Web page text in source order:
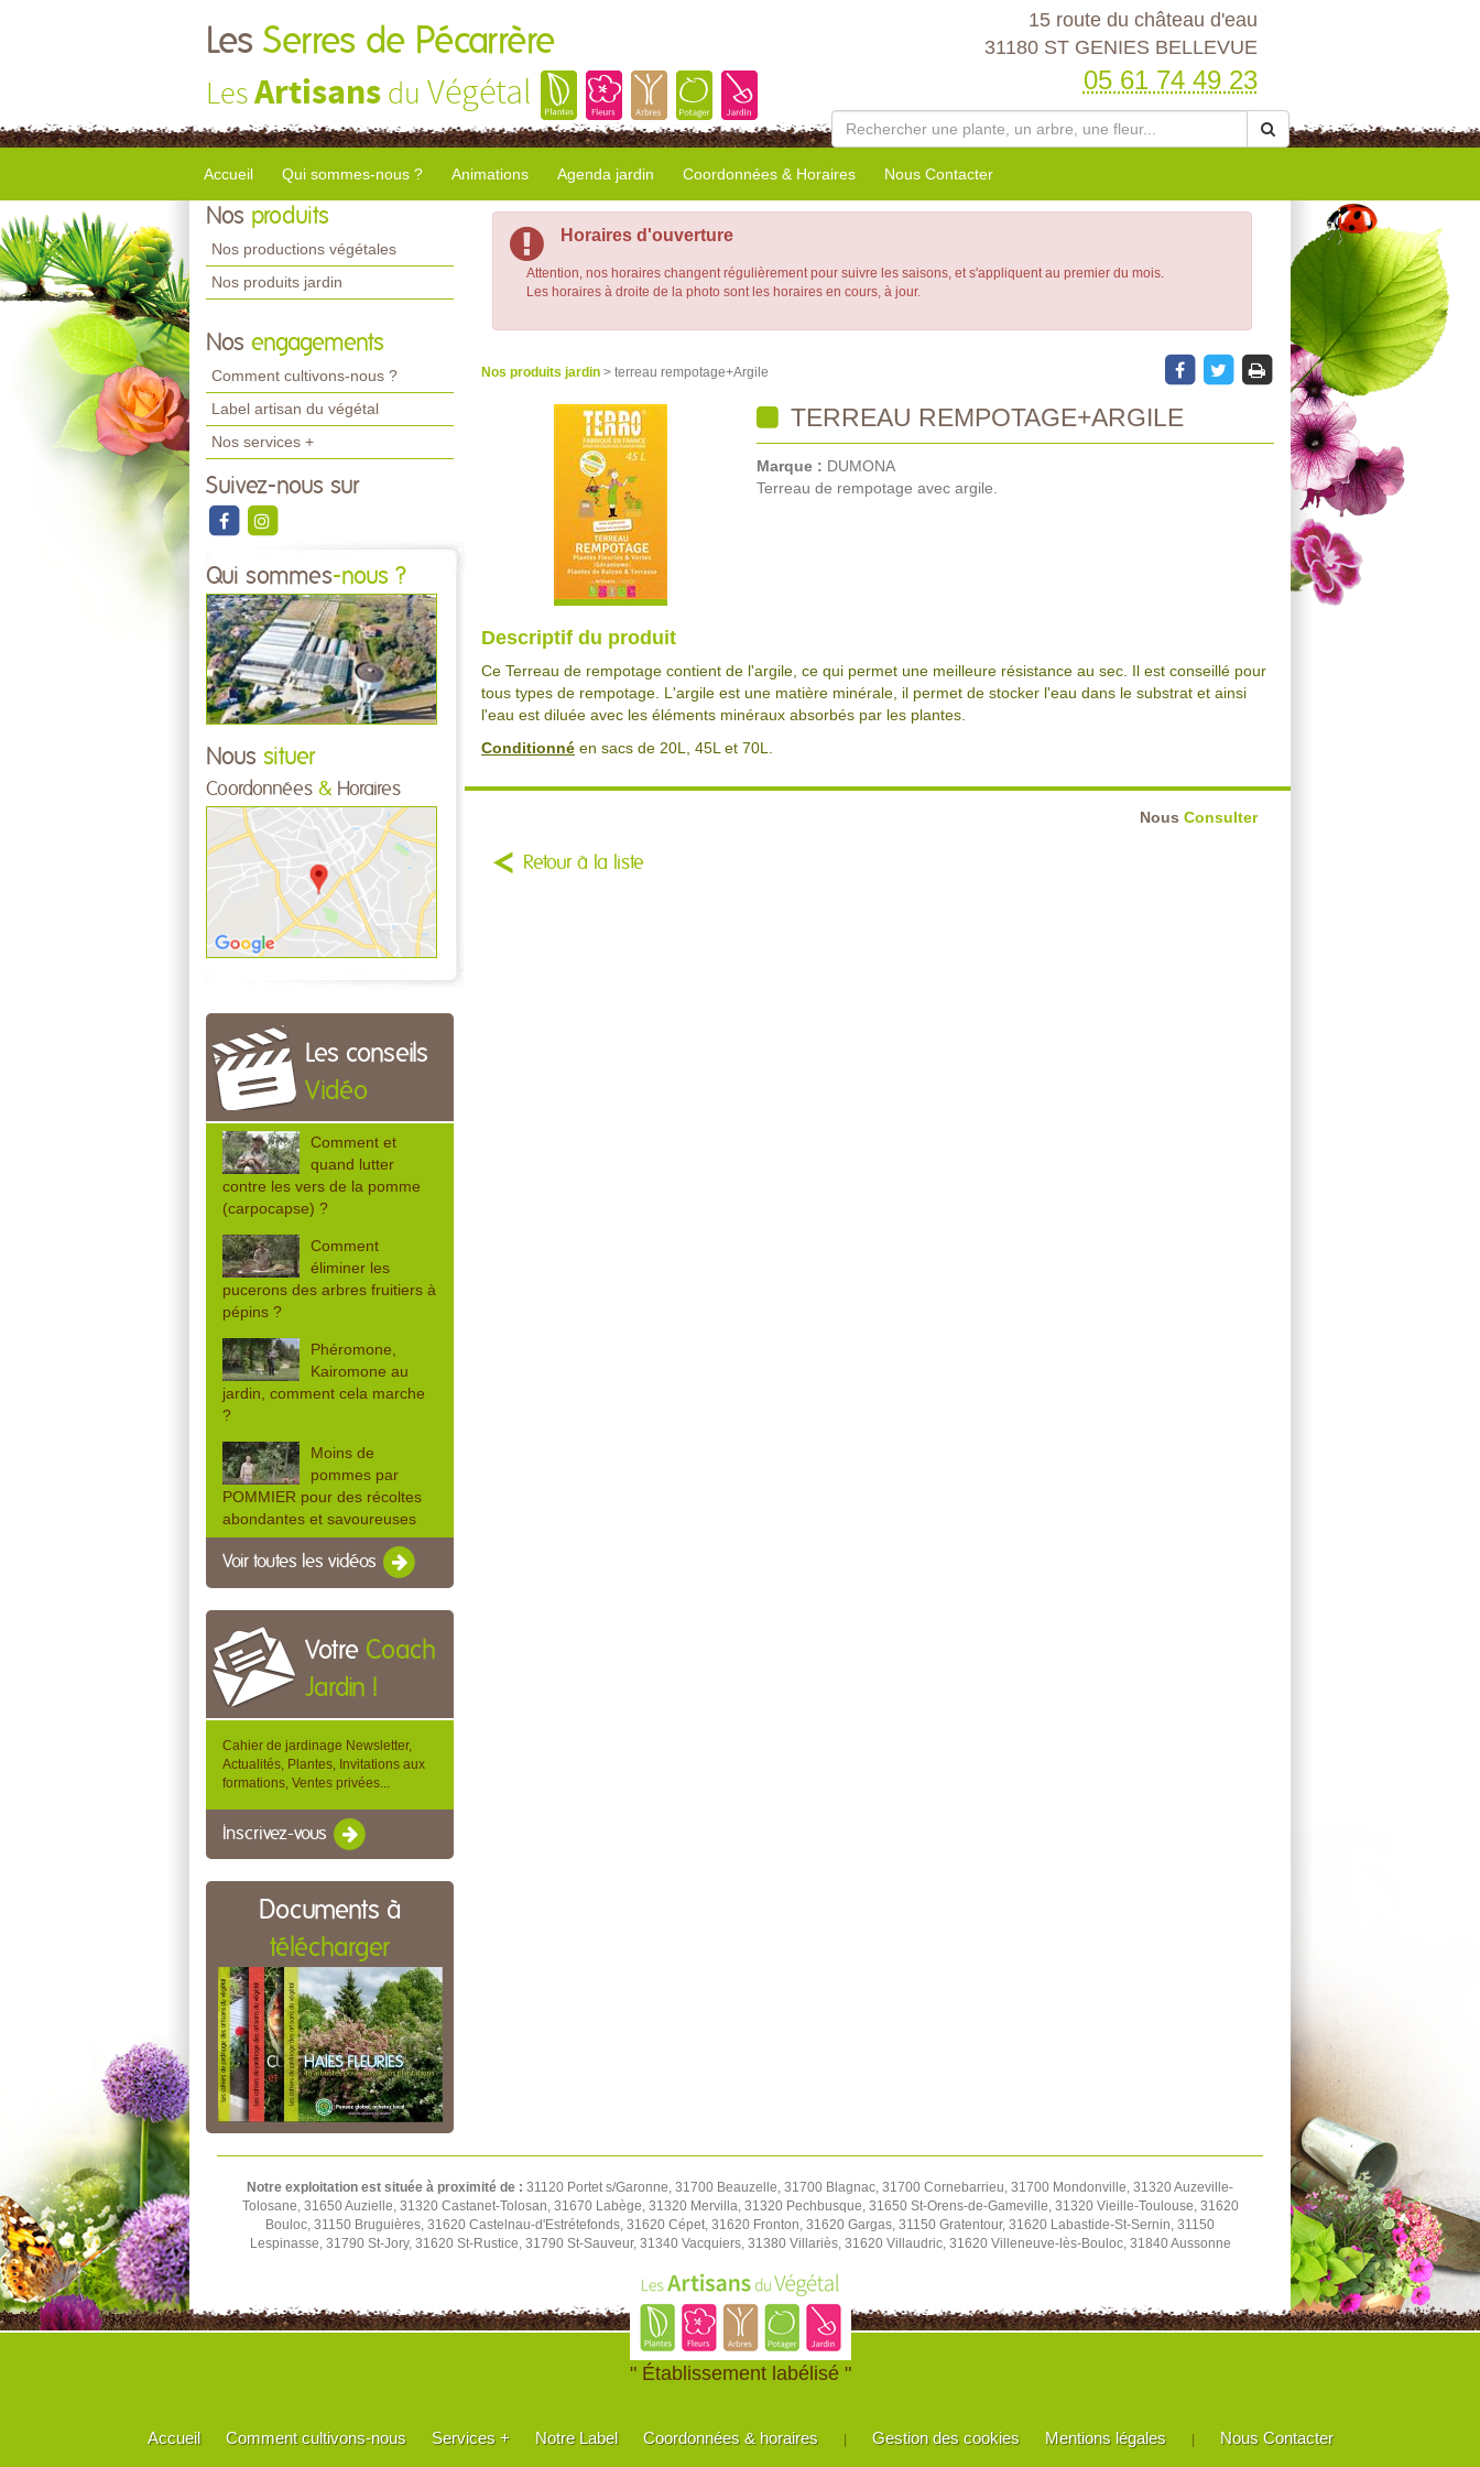
Les Serres de Pécarrère
LesArtisans du Végétal
15 route du château d'eau
31180 ST GENIES BELLEVUE
05 61 74 49 23
Accueil Qui sommes-nous ? Animations Agenda jardin Coordonnées & Horaires Nous Contacter
Nos produits
Nos productions végétales
Nos produits jardin
Nos engagements
Comment cultivons-nous ?
Label artisan du végétal
Nos services +
Suivez-nous sur
Qui sommes-nous ?
Nous situer
Coordonnées & Horaires
Les conseils
Vidéo
Comment et
quand lutter
contre les vers de la pomme
(carpocapse) ?
Comment
éliminer les
pucerons des arbres fruitiers à
pépins ?
Phéromone,
Kairomone au
jardin, comment cela marche
?
Moins de
pommes par
POMMIER pour des récoltes
abondantes et savoureuses
Voir toutes les vidéos
Votre Coach
Jardin !
Cahier de jardinage Newsletter,
Actualités, Plantes, Invitations aux
formations, Ventes privées...
Inscrivez-vous
Documents à
télécharger
Horaires d'ouverture
Attention, nos horaires changent régulièrement pour suivre les saisons, et s'appliquent au premier du mois.
Les horaires à droite de la photo sont les horaires en cours, à jour.
Nos produits jardin > terreau rempotage+Argile
TERREAU REMPOTAGE+ARGILE
Marque : DUMONA
Terreau de rempotage avec argile.
Descriptif du produit
Ce Terreau de rempotage contient de l'argile, ce qui permet une meilleure résistance au sec. Il est conseillé pour
tous types de rempotage. L'argile est une matière minérale, il permet de stocker l'eau dans le substrat et ainsi
l'eau est diluée avec les éléments minéraux absorbés par les plantes.
Conditionné en sacs de 20L, 45L et 70L.
Nous Consulter
Retour à la liste
Notre exploitation est située à proximité de : 31120 Portet s/Garonne, 31700 Beauzelle, 31700 Blagnac, 31700 Cornebarrieu, 31700 Mondonville, 31320 Auzeville-
Tolosane, 31650 Auzielle, 31320 Castanet-Tolosan, 31670 Labège, 31320 Mervilla, 31320 Pechbusque, 31650 St-Orens-de-Gameville, 31320 Vieille-Toulouse, 31620
Bouloc, 31150 Bruguières, 31620 Castelnau-d'Estrétefonds, 31620 Cépet, 31620 Fronton, 31620 Gargas, 31150 Gratentour, 31620 Labastide-St-Sernin, 31150
Lespinasse, 31790 St-Jory, 31620 St-Rustice, 31790 St-Sauveur, 31340 Vacquiers, 31380 Villariès, 31620 Villaudric, 31620 Villeneuve-lès-Bouloc, 31840 Aussonne
" Établissement labélisé "
Accueil Comment cultivons-nous Services + Notre Label Coordonnées & horaires Gestion des cookies Mentions légales Nous Contacter